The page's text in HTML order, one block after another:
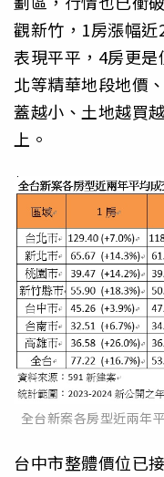
觀新竹，1房漲幅
表現平平，4房更
北等精華地段地價
蓋越小、土地越買
上。
全台新案各房型近兩年
台中市整體價位已